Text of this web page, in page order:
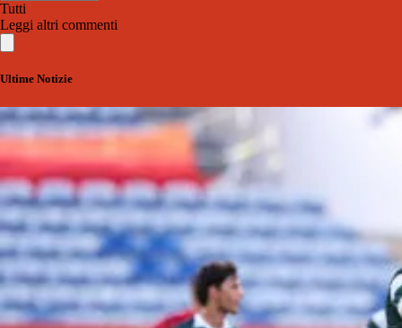
Tutti
Leggi altri commenti
Ultime Notizie